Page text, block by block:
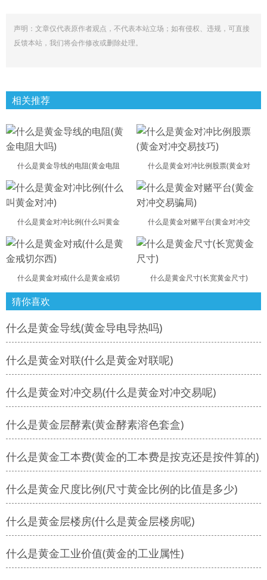
声明：文章仅代表原作者观点，不代表本站立场；如有侵权、违规，可直接
反馈本站，我们将会作修改或删除处理。
相关推荐
什么是黄金导线的电阻(黄金电阻 什么是黄金对冲比例股票(黄金对
什么是黄金对冲比例(什么叫黄金 什么是黄金对赌平台(黄金对冲交
什么是黄金对戒(什么是黄金戒切 什么是黄金尺寸(长宽黄金尺寸)
猜你喜欢
什么是黄金导线(黄金导电导热吗)
什么是黄金对联(什么是黄金对联呢)
什么是黄金对冲交易(什么是黄金对冲交易呢)
什么是黄金层酵素(黄金酵素溶色套盒)
什么是黄金工本费(黄金的工本费是按克还是按件算的)
什么是黄金尺度比例(尺寸黄金比例的比值是多少)
什么是黄金层楼房(什么是黄金层楼房呢)
什么是黄金工业价值(黄金的工业属性)